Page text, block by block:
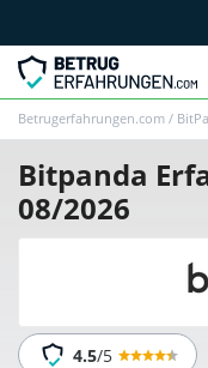
Unsere Redaktion
Betrugerfahrungen.com /
Bitpanda
08/2026
4.5/5